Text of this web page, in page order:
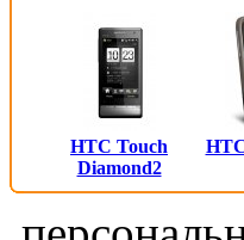
HTC Touch
Diamond2